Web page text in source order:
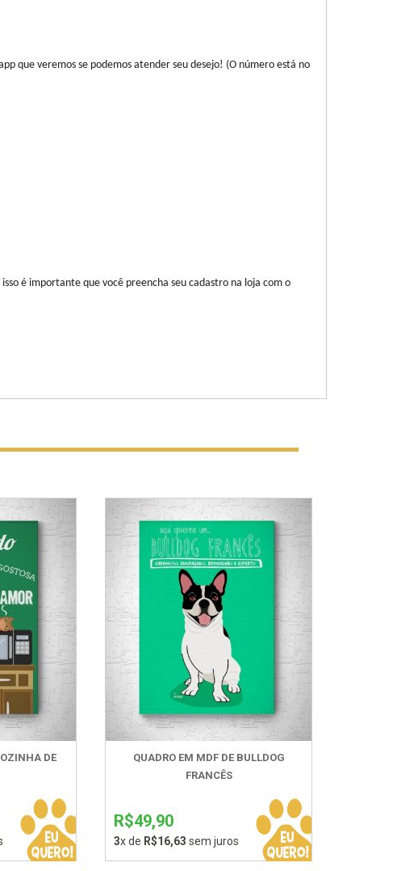
que veremos se podemos atender seu desejo! (O número está no
é importante que você preencha seu cadastro na loja com o
DE
QUADRO EM MDF DE BULLDOG
FRANCÊS
R$49,90
3x de R$16,63 sem juros